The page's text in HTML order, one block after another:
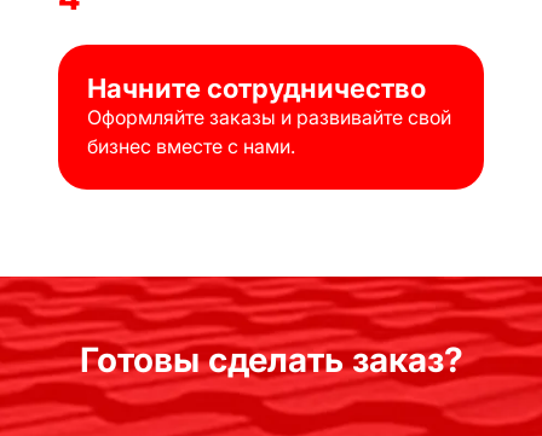
Начните сотрудничество
Оформляйте заказы и развивайте свой
бизнес вместе с нами.
Готовы сделать заказ?